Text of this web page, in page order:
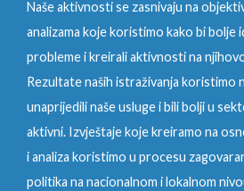
Naše aktivnosti se zasnivaju na
analizama koje koristimo kako bi bolje
probleme i kreirali aktivnosti na
Rezultate naših istraživanja koristimo
unaprijedili naše usluge i bili bolji u
aktivni. Izvještaje koje kreiramo na
i analiza koristimo u procesu
politika na nacionalnom i lokalnom